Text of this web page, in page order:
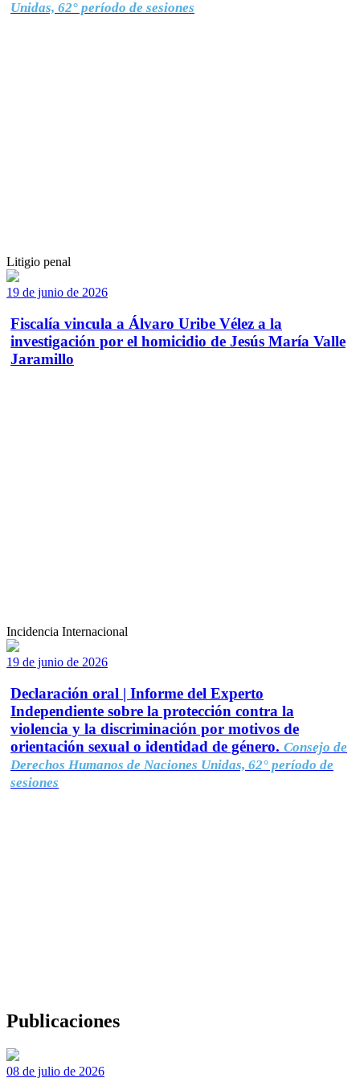
Unidas, 62° período de sesiones
Litigio penal
19 de junio de 2026
Fiscalía vincula a Álvaro Uribe Vélez a la
investigación por el homicidio de Jesús María Valle
Jaramillo
Incidencia Internacional
19 de junio de 2026
Declaración oral | Informe del Experto
Independiente sobre la protección contra la
violencia y la discriminación por motivos de
orientación sexual o identidad de género. Consejo de
Derechos Humanos de Naciones Unidas, 62° período de
sesiones
Publicaciones
08 de julio de 2026